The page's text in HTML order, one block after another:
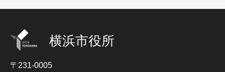
横浜市役所
〒231-0005